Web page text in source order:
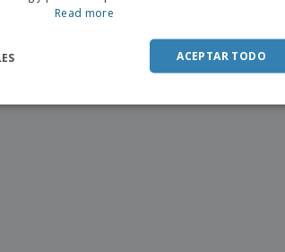
Read more
ACEPTAR TODO